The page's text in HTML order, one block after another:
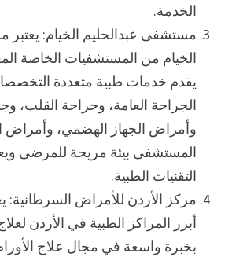
الخدمة.
مستشفى عبدالحليم الخيام:
الخيام من المستشفيات الخاصة
يقدم خدمات طبية متعددة
الجراحة العامة، وجراحة القلب،
وأمراض الجهاز الهضمي، وأمراض
المستشفى بيئة مريحة للمرضى
التقنيات الطبية.
مركز الأردن للأمراض السرطانية:
أبرز المراكز الطبية في الأردن
بخبرة واسعة في مجال علاج